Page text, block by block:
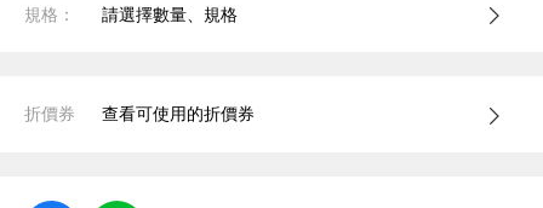
規格： 請選擇數量、規格
折價券 查看可使用的折價券